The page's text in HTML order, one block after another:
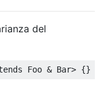
del
Foo & Bar> {}